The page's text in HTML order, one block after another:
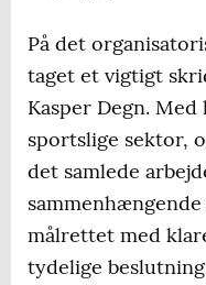
På det
taget et vigtigt
Kasper Degn.
sportslige sektor,
det samlede
målrettet med
tydelige